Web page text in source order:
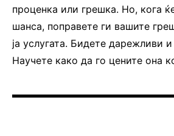
проценка или грешка. Но, кога
шанса, поправете ги вашите
ја услугата. Бидете дарежливи
Научете како да го цените она